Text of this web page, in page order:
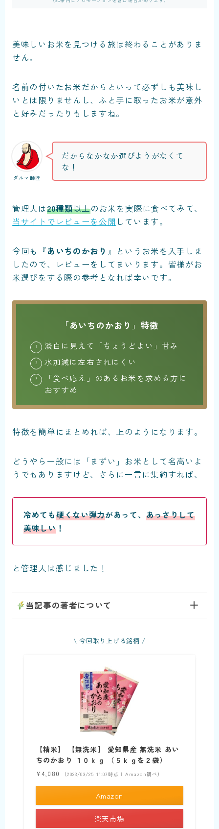
美味しいお米を見つける旅は終わることがありま
せん。
名前の付いたお米だからといって必ずしも美味し
いとは限りませんし、ふと手に取ったお米が意外
と好みだったりもしますね。
ダルマ師匠
だからなかなか選びようがなくて
な！
管理人は20種類以上のお米を実際に食べてみて、
当サイトでレビューを公開 しています。
今回も『あいちのかおり 』というお米を入手しま
したので、レビューをしてまいります。皆様がお
米選びをする際の参考となれば幸いです。
「あいちのかおり」特徴
淡白に見えて「ちょうどよい」甘み
水加減に左右されにくい
「食べ応え」のあるお米を求める方に
おすすめ
特徴を簡単にまとめれば、上のようになります。
どうやら一般には「まずい」お米として名高いよ
うでもありますけど、さらに一言に集約すれば、
冷めても硬くない弾力があって、 あっさりして
美味しい！
と管理人は感じました！
当記事の著者について
\ 今回取り上げる銘柄 /
【精米】 【無洗米】 愛知県産 無洗米 あい
ちのかおり １０ｋｇ （５ｋｇを２袋）
¥4,080 （2023/03/25 11:07時点 | Amazon調べ）
Amazon
楽天市場